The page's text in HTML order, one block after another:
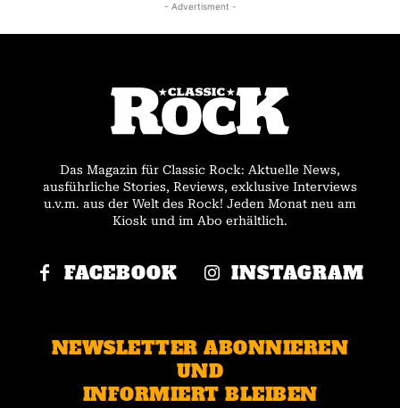
- Advertisment -
Das Magazin für Classic Rock: Aktuelle News,
ausführliche Stories, Reviews, exklusive Interviews
u.v.m. aus der Welt des Rock! Jeden Monat neu am
Kiosk und im Abo erhältlich.
FACEBOOK INSTAGRAM
NEWSLETTER ABONNIEREN
UND
INFORMIERT BLEIBEN